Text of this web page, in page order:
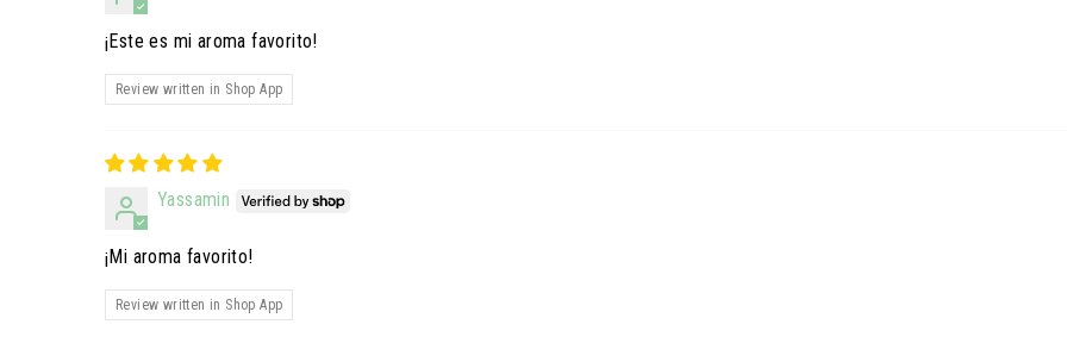
¡Este es mi aroma favorito!
Review written in Shop App
Yassamin
¡Mi aroma favorito!
Review written in Shop App